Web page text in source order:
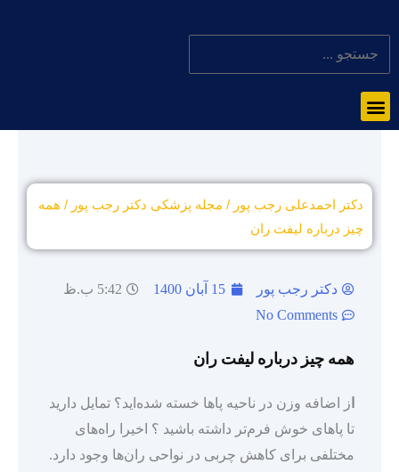
دکتر احمدعلی رجب پور / مجله پزشکی دکتر رجب پور / همه
چیز درباره لیفت ران
دکتر رجب پور 15 آبان 1400
5:42 ب.ظ
No Comments
همه چیز درباره لیفت ران
ز اضافه وزن در ناحیه پاها خسته شده‌اید؟ تمایل دارید
تا پاهای خوش فرم‌تر داشته باشید ؟ اخیرا راه‌های
مختلفی برای کاهش چربی در نواحی ران‌ها وجود دارد.